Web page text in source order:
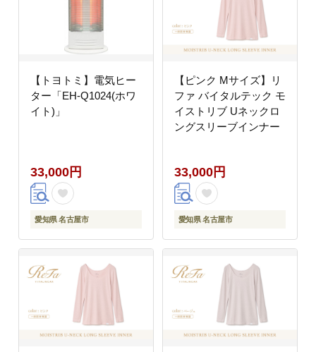
【トヨトミ】電気ヒー
ター「EH-Q1024(ホワ
イト)」
33,000円
愛知県 名古屋市
【ピンク Mサイズ】リ
ファ バイタルテック モ
イストリブ Uネックロ
ングスリーブインナー
33,000円
愛知県 名古屋市